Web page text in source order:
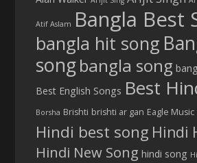
Atif Aslam Bangla Best
bangla hit song
songbangla song
Best English Songs Best
Borsha Brishti brishti ar gan Eagle Music
Hindi best song Hindi
Hindi New Song hindi song